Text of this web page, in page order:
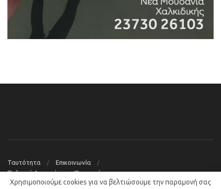
Ταυτότητα
Επικοινωνία
Πολιτική Απορρήτου – Όροι χρήσης
Χρησιμοποιούμε cookies για να βελτιώσουμε την παραμονή σας